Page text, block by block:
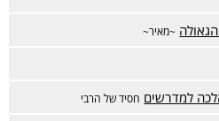
~מאיר~
למדרשים חסיד של הרבי